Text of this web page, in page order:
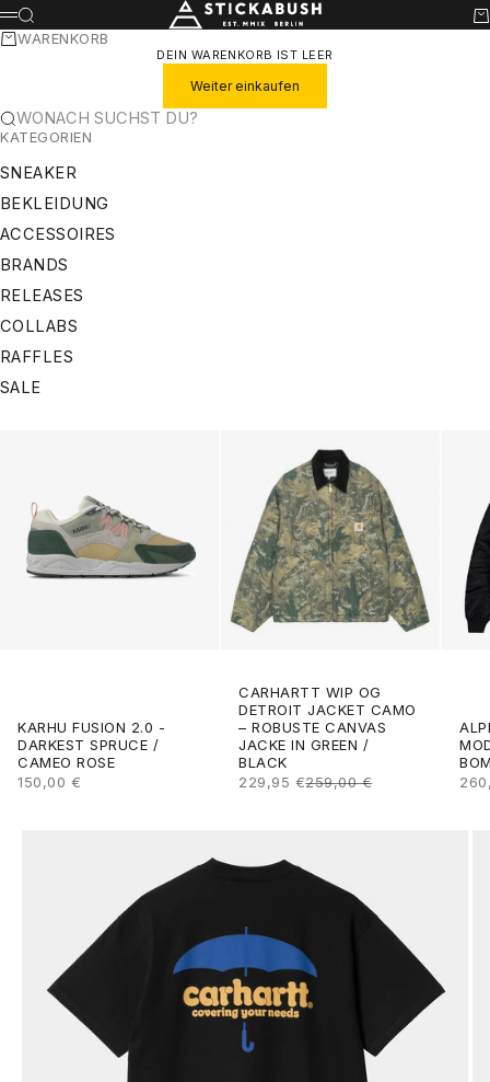
ZUM INHALT SPRINGEN STICKABUSH
MENÜ
SUCHE
WARENKORB
DEIN WARENKORB IST LEER
Weiter einkaufen
WONACH SUCHST DU?
KATEGORIEN
SNEAKER
BEKLEIDUNG
ACCESSOIRES
BRANDS
RELEASES
COLLABS
RAFFLES
SALE
KARHU FUSION 2.0 -
DARKEST SPRUCE /
CAMEO ROSE
ANGEBOT
150,00 €
CARHARTT WIP OG
DETROIT JACKET CAMO
– ROBUSTE CANVAS
JACKE IN GREEN /
BLACK
ANGEBOT
229,95 €REGULÄRER PREIS
259,00 €
GEHE ZU ELEMENT 2
GEHE ZU ELEMENT 3